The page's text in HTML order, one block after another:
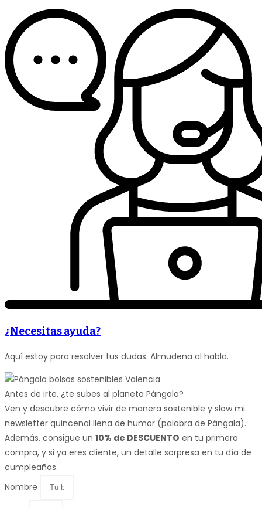
¿Necesitas ayuda?
Aquí estoy para resolver tus dudas. Almudena al habla.
Antes de irte, ¿te subes al planeta Pángala?
Ven y descubre cómo vivir de manera sostenible y slow mi
newsletter quincenal llena de humor (palabra de Pángala).
Además, consigue un 10% de DESCUENTO en tu primera
compra, y si ya eres cliente, un detalle sorpresa en tu día de
cumpleaños.
Nombre